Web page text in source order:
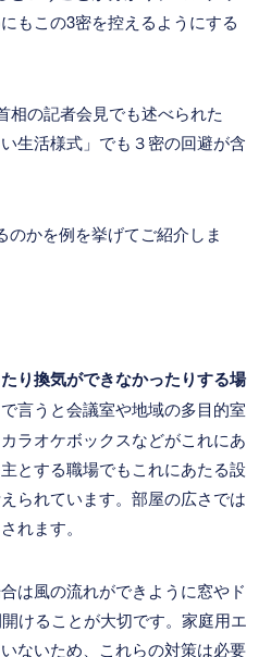
もこの3密を控えるようにする
相の記者会見でも述べられた
生活様式」でも３密の回避が含
かを例を挙げてご紹介しま
り換気ができなかったりする場
言うと会議室や地域の多目的室
ラオケボックスなどがこれにあ
とする職場でもこれにあたる設
られています。部屋の広さでは
れます。
は風の流れができように窓やド
けることが大切です。家庭用エ
ないため、これらの対策は必要